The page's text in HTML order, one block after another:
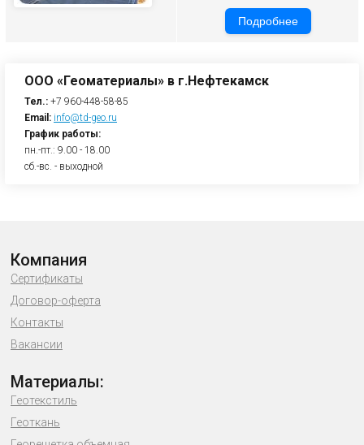
Подробнее
ООО «Геоматериалы» в г.Нефтекамск
Тел.: +7 960-448-58-85
Email: info@td-geo.ru
График работы:
пн.-пт.: 9.00 - 18.00
сб.-вс. - выходной
Компания
Сертификаты
Договор-оферта
Контакты
Вакансии
Материалы:
Геотекстиль
Геоткань